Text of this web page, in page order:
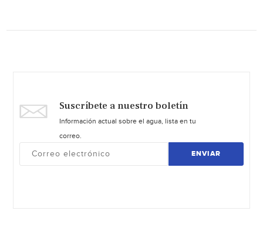
Suscríbete a nuestro boletín
Información actual sobre el agua, lista en tu
correo.
ENVIAR